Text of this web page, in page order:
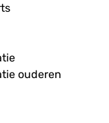
ouderen